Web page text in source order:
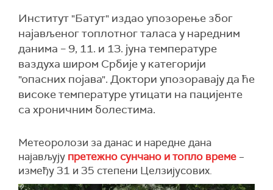
Институт "Батут" издао упозорење због
најављеног топлотног таласа у наредним
данима – 9, 11. и 13. јуна температуре
ваздуха широм Србије у категорији
"опасних појава". Доктори упозоравају да ће
високе температуре утицати на пацијенте
са хроничним болестима.
Метеоролози за данас и наредне дана
најављују претежно сунчано и топло време –
између 31 и 35 степени Целзијусових.